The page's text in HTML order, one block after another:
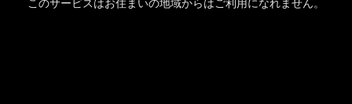
このサービスはお住まいの地域からはご利用になれません。